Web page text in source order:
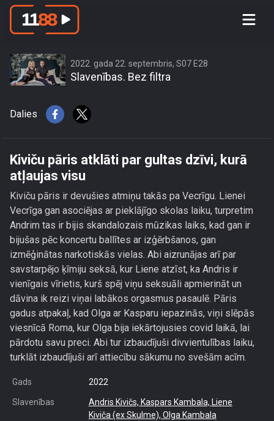
Kiviču pāris atklāti par gultas dzīvi,
2022. gada 22. septembris, S07 E28
Slavenības. Bez filtra
Dalies
Kiviču pāris atklāti par gultas dzīvi, kurā
atļaujas visu
Kiviču pāris ir devušies atmiņu takās pa Vecrīgu. Lienei
Vecrīga gan asociējas ar pieklājīgo skolas laiku, turpretim
Andrim tas ir bijis skandalozais mūzikas laiks, kad gan ir
bijušas pēc koncertu ballītes ar izģērbšanos, gan
izmēģinātas narkotiskās vielas. Abi aizrunājas arī par
savstarpējo ķīmiju seksā, kur Liene atzīst, ka Andris ir
vienīgais vīrietis, kurš spēj viņu seksuāli apmierināt un
dāvina ik reizi viņai labākos orgasmus pasaulē. Pāris
gadus atpakaļ, kad Olga ar Kasparu iepazinās, viņi slēpās
viesnīcā Roma, kur Olga bija iekārtojusies covid laikā, lai
pārdotu savu preci. Abi tur izbaudījuši divvientulības laiku,
turklāt izbaudījuši arī attiecību sākumu no svešām acīm.
Gads 2022
Slavenības Andris Kivičs, Kaspars Kambala, Liene
Kiviča (ex Skulme), Olga Kambala